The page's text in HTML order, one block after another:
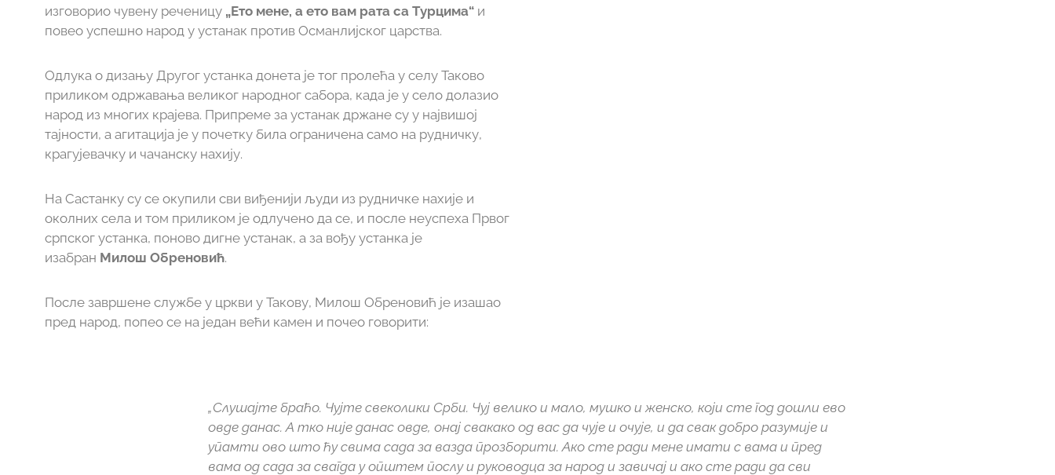
изговорио чувену реченицу „Ето мене, а ето вам рата са Турцима“ и
повео успешно народ у устанак против Османлијског царства.
Одлука о дизању Другог устанка донета је тог пролећа у селу Таково
приликом одржавања великог народног сабора, када је у село долазио
народ из многих крајева. Припреме за устанак држане су у највишој
тајности, а агитација је у почетку била ограничена само на рудничку,
крагујевачку и чачанску нахију.
На Састанку су се окупили сви виђенији људи из рудничке нахије и
околних села и том приликом је одлучено да се, и после неуспеха Првог
српског устанка, поново дигне устанак, а за вођу устанка је
изабран Милош Обреновић.
После завршене службе у цркви у Такову, Милош Обреновић је изашао
пред народ, попео се на један већи камен и почео говорити:
„Слушајте браћо. Чујте свеколики Срби. Чуј велико и мало, мушко и женско, који сте год дошли ево
овде данас. А тко није данас овде, онај свакако од вас да чује и очује, и да свак добро разумије и
упамти ово што ћу свима сада за вазда прозборити. Ако сте ради мене имати с вама и пред
вама од сада за свагда у општем послу и руководца за народ и завичај и ако сте ради да сви